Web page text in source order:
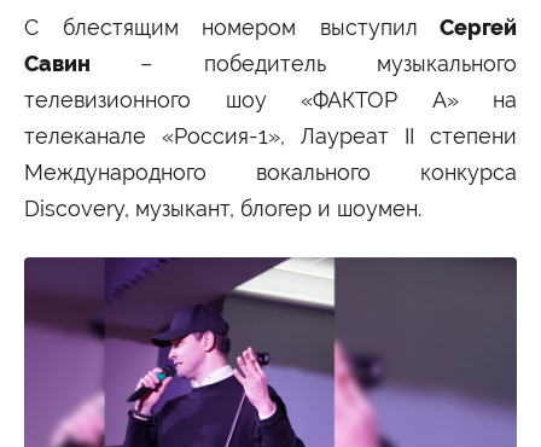
С блестящим номером выступил Сергей
Савин – победитель музыкального
телевизионного шоу «ФАКТОР А» на
телеканале «Россия-1», Лауреат II степени
Международного вокального конкурса
Discovery, музыкант, блогер и шоумен.